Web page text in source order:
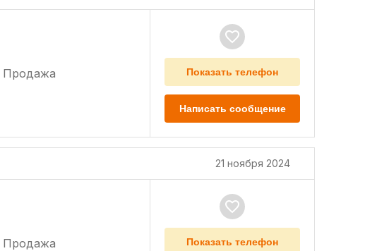
Продажа Показать телефон
Написать сообщение
21 ноября 2024
Продажа Показать телефон